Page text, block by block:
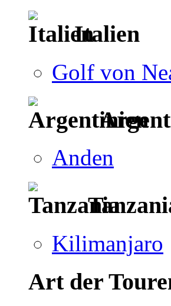
Italien
Golf von
Anden
Kilimanjaro
Art der